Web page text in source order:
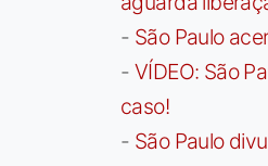
- São Paulo
- VÍDEO: São
caso!
- São Paulo